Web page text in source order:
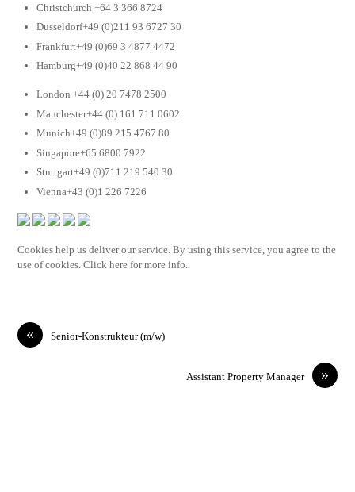
Christchurch +64 3 366 8724
Dusseldorf+49 (0)211 93 6727 30
Frankfurt+49 (0)69 3 4877 4472
Hamburg+49 (0)40 22 868 44 90
London +44 (0) 20 7478 2500
Manchester+44 (0) 161 711 0602
Munich+49 (0)89 215 4767 80
Singapore+65 6800 7922
Stuttgart+49 (0)711 219 540 30
Vienna+43 (0)1 226 7226
Cookies help us deliver our service. By using this service, you agree to the
use of cookies. Click here for more info.
« Senior-Konstrukteur (m/w)
»
Assistant Property Manager